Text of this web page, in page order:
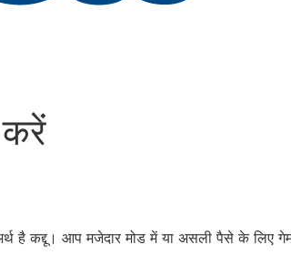
करें
अर्थ है कद्दू। आप मजेदार मोड में या असली पैसे के